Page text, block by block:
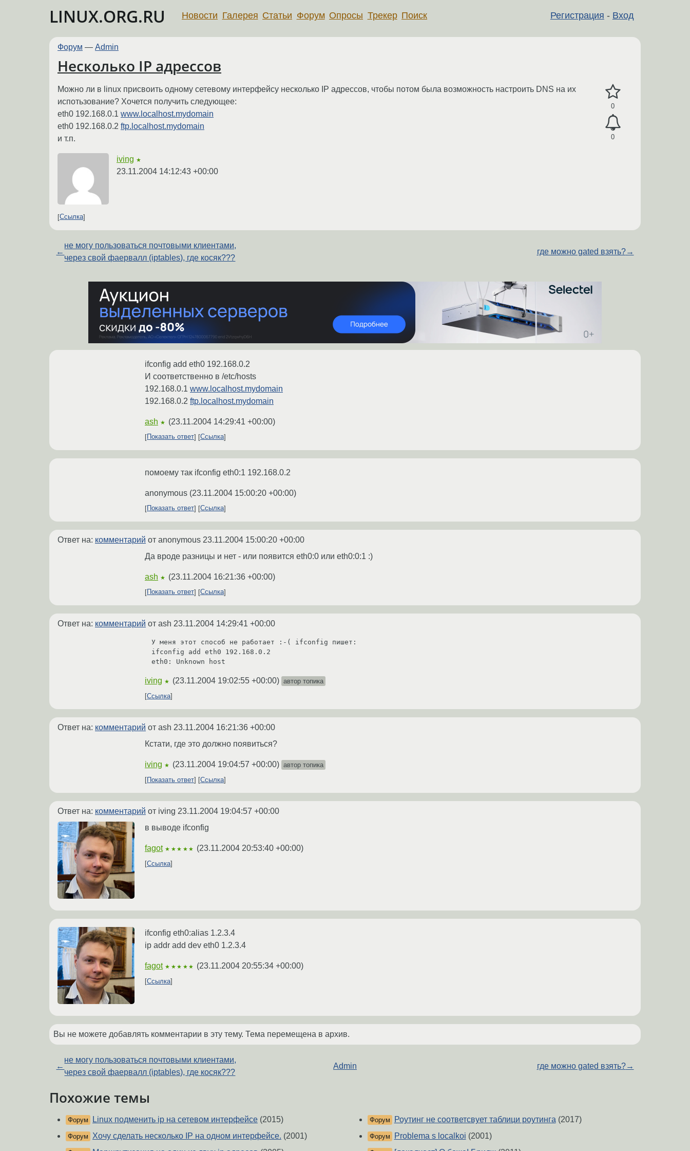
LINUX.ORG.RU Регистрация - Вход
Новости Галерея Статьи Форум Опросы Трекер Поиск
Форум — Admin
Несколько IP адрессов
0
0
Можно ли в linux присвоить одному сетевому интерфейсу несколько IP адрессов, чтобы потом была возможность настроить DNS на их
испотьзование? Хочется получить следующее:
eth0 192.168.0.1 www.localhost.mydomain
eth0 192.168.0.2 ftp.localhost.mydomain
и т.п.
iving ★
23.11.2004 14:12:43 +00:00
Ссылка
←
не могу пользоваться почтовыми клиентами,
через свой фаервалл (iptables), где косяк???
где можно gated взять?→
ifconfig add eth0 192.168.0.2
И соответственно в /etc/hosts
192.168.0.1 www.localhost.mydomain
192.168.0.2 ftp.localhost.mydomain
ash ★ (23.11.2004 14:29:41 +00:00)
Показать ответ Ссылка
помоему так ifconfig eth0:1 192.168.0.2
anonymous (23.11.2004 15:00:20 +00:00)
Показать ответ Ссылка
Ответ на: комментарий от anonymous 23.11.2004 15:00:20 +00:00
Да вроде разницы и нет - или появится eth0:0 или eth0:0:1 :)
ash ★ (23.11.2004 16:21:36 +00:00)
Показать ответ Ссылка
Ответ на: комментарий от ash 23.11.2004 14:29:41 +00:00
У меня этот способ не работает :-( ifconfig пишет:
ifconfig add eth0 192.168.0.2
eth0: Unknown host
iving ★ (23.11.2004 19:02:55 +00:00) автор топика
Ссылка
Ответ на: комментарий от ash 23.11.2004 16:21:36 +00:00
Кстати, где это должно появиться?
iving ★ (23.11.2004 19:04:57 +00:00) автор топика
Показать ответ
Ссылка
Ответ на: комментарий от iving 23.11.2004 19:04:57 +00:00
в выводе ifconfig
fagot ★★★★★ (23.11.2004 20:53:40 +00:00)
Ссылка
ifconfig eth0:alias 1.2.3.4
ip addr add dev eth0 1.2.3.4
fagot ★★★★★ (23.11.2004 20:55:34 +00:00)
Ссылка
Вы не можете добавлять комментарии в эту тему. Тема перемещена в архив.
←
не могу пользоваться почтовыми клиентами,
через свой фаервалл (iptables), где косяк???
Admin где можно gated взять?→
Похожие темы
Форум Linux подменить ip на сетевом интерфейсе (2015)
Форум Хочу сделать несколько IP на одном интерфейсе. (2001)
Форум Роутинг не соответсвует таблици роутинга (2017)
Форум Problema s localkoi (2001)